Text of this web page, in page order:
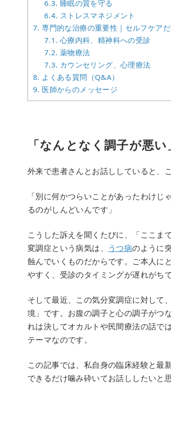
6.3. 睡眠の質を守る
6.4. ストレスマネジメント
7. 専門的な治療の重要性｜セルフケア
7.1. 心療内科、精神科への受診
7.2. 薬物療法
7.3. カウンセリング、心理療法
8. よくある質問（Q&A）
9. 医師からのメッセージ
「なんとなく調子が悪
外来で患者さんとお話ししていると、
「別に何かつらいことがあったわけ
るのがしんどいんです」
こうした訴えを聞くたびに、「ここま
変調症という病気は、
うつ病のように
蝕んでいくものだからです。ご本人に
やすく、受診のタイミングが遅れがちで
そして最近、この気分変調症に対して
境」です。お腹の調子と心の調子がつ
れは決してオカルトや民間療法の話で
テーマなのです。
この記事では、私自身の臨床経験と最
できるだけ噛み砕いてお話ししたいと思